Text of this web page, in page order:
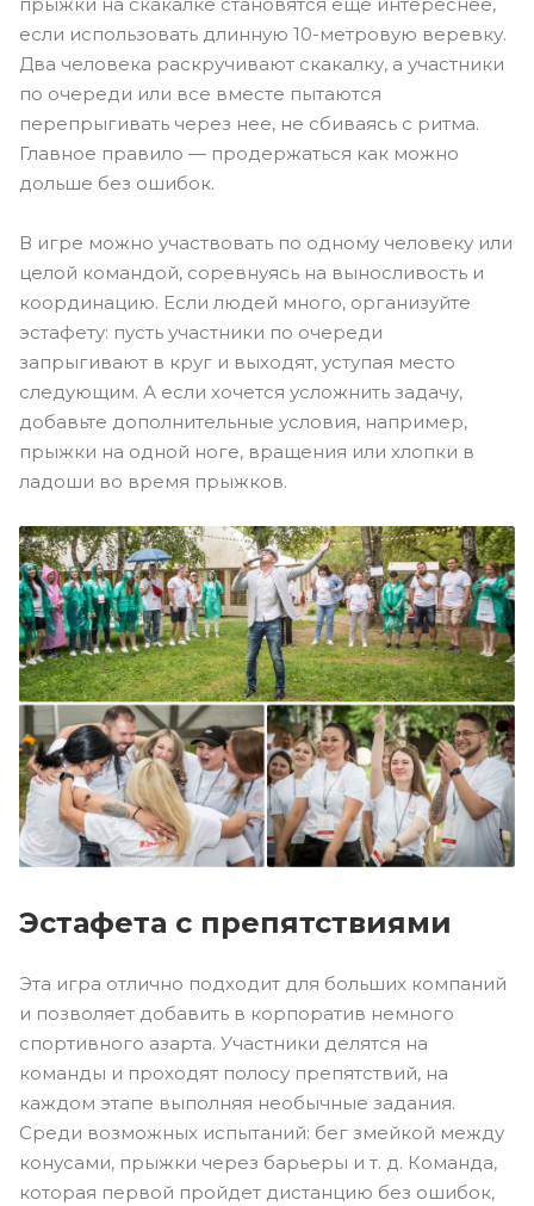
если использовать длинную 10-метровую веревку.
Два человека раскручивают скакалку, а участники
по очереди или все вместе пытаются
перепрыгивать через нее, не сбиваясь с ритма.
Главное правило — продержаться как можно
дольше без ошибок.
В игре можно участвовать по одному человеку или
целой командой, соревнуясь на выносливость и
координацию. Если людей много, организуйте
эстафету: пусть участники по очереди
запрыгивают в круг и выходят, уступая место
следующим. А если хочется усложнить задачу,
добавьте дополнительные условия, например,
прыжки на одной ноге, вращения или хлопки в
ладоши во время прыжков.
Эстафета с препятствиями
Эта игра отлично подходит для больших компаний
и позволяет добавить в корпоратив немного
спортивного азарта. Участники делятся на
команды и проходят полосу препятствий, на
каждом этапе выполняя необычные задания.
Среди возможных испытаний: бег змейкой между
конусами, прыжки через барьеры и т. д. Команда,
которая первой пройдет дистанцию без ошибок,